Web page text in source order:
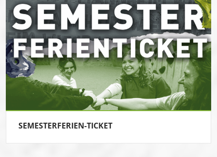
SEMESTERFERIEN-TICKET